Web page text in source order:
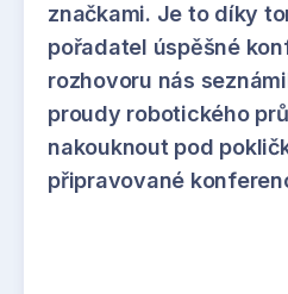
značkami. Je to díky
pořadatel úspěšné
rozhovoru nás
proudy robotického
nakouknout pod
připravované